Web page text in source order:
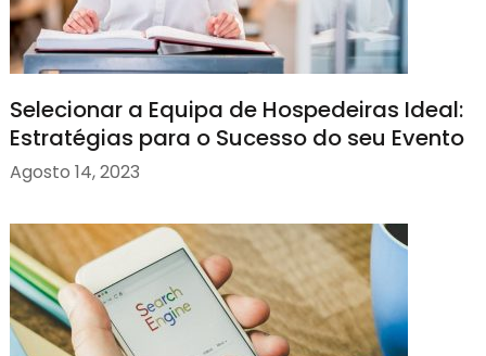
Selecionar a Equipa de Hospedeiras Ideal:
Estratégias para o Sucesso do seu Evento
Agosto 14, 2023